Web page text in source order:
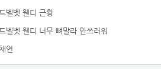
벨벳 웬디 근황
벨벳 웬디 너무 뼈말라 안쓰러워
연